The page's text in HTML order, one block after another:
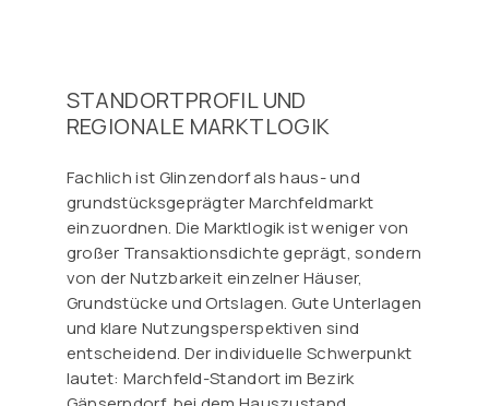
STANDORTPROFIL UND
REGIONALE MARKTLOGIK
Fachlich ist Glinzendorf als haus- und
grundstücksgeprägter Marchfeldmarkt
einzuordnen. Die Marktlogik ist weniger von
großer Transaktionsdichte geprägt, sondern
von der Nutzbarkeit einzelner Häuser,
Grundstücke und Ortslagen. Gute Unterlagen
und klare Nutzungsperspektiven sind
entscheidend. Der individuelle Schwerpunkt
lautet: Marchfeld-Standort im Bezirk